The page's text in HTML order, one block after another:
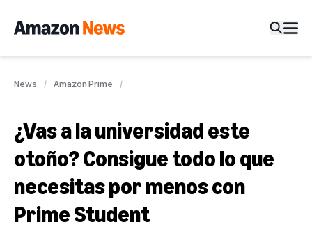
News Amazon Prime
¿Vas a la universidad este
otoño? Consigue todo lo que
necesitas por menos con
Prime Student